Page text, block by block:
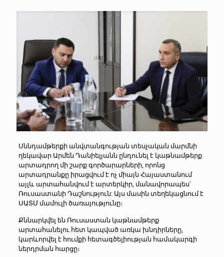
Սննդամթերքի անվտանգության տեսչական մարմնի
ղեկավար Արմեն Դանիելյանն ընդունել է կաթնամթերք
արտադրող մի շարք գործարարների, որոնց
արտադրանքը իրացվում է ոչ միայն Հայաստանում
այլև արտահանվում է արտերկիր, մանավորապես՝
Ռուսաստանի Դաշնություն: Այս մասին տեղեկացնում է
ՍԱՏՄ մամուլի ծառայությունը։
Քննարկվել են Ռուսաստան կաթնամթերք
արտահանելու հետ կապված առկա խնդիրները,
կարևորվել է հումքի հետագծելիության համակարգի
ներդրման հարցը։